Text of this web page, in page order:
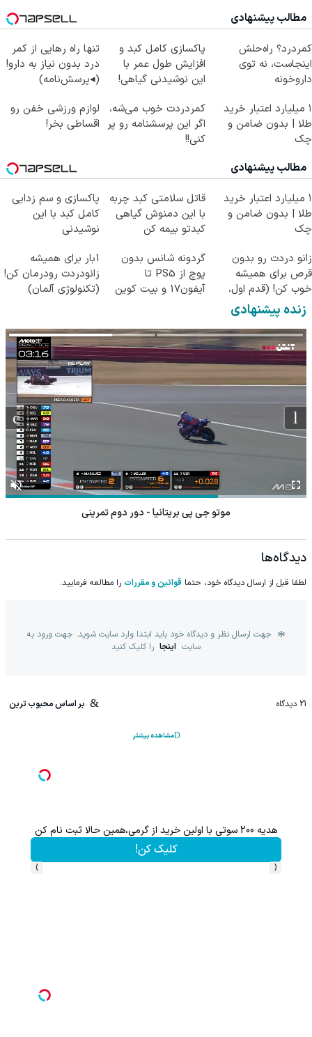
مطالب پیشنهادی
کمردرد؟ راه‌حلش
اینجاست، نه توی
داروخونه
پاکسازی کامل کبد و
افزایش طول عمر با
این نوشیدنی گیاهی!
تنها راه رهایی از کمر
درد بدون نیاز به دارو!
(◂پرسش‌نامه)
۱ میلیارد اعتبار خرید
طلا | بدون ضامن و
چک
کمردردت خوب می‌شه،
اگر این پرسشنامه رو پر
کنی!!
لوازم ورزشی خفن رو
اقساطی بخر!
مطالب پیشنهادی
۱ میلیارد اعتبار خرید
طلا | بدون ضامن و
چک
قاتل سلامتی کبد چربه
با این دمنوش گیاهی
کبدتو بیمه کن
پاکسازی و سم زدایی
کامل کبد با این
نوشیدنی
زانو دردت رو بدون
قرص برای همیشه
خوب کن! (قدم اول،
پرسش‌نامه)
گردونه شانس بدون
پوچ از PS5 تا
آیفون17 و بیت کوین
1بار برای همیشه
زانودردت رودرمان کن!
(تکنولوژی آلمان)
زنده پیشنهادی
موتو جی پی بریتانیا - دور دوم تمرینی
دیدگاه‌ها
لطفا قبل از ارسال دیدگاه خود، حتما قوانین و مقررات را مطالعه فرمایید.
جهت ارسال نظر و دیدگاه خود باید ابتدا وارد سایت شوید. جهت ورود به
سایت اینجا را کلیک کنید
21 دیدگاه بر اساس محبوب ترین
مشاهده بیشتر
هدیه 200 سوتی با اولین خرید از گرمی،همین حالا ثبت نام کن
کلیک کن!
‹
›